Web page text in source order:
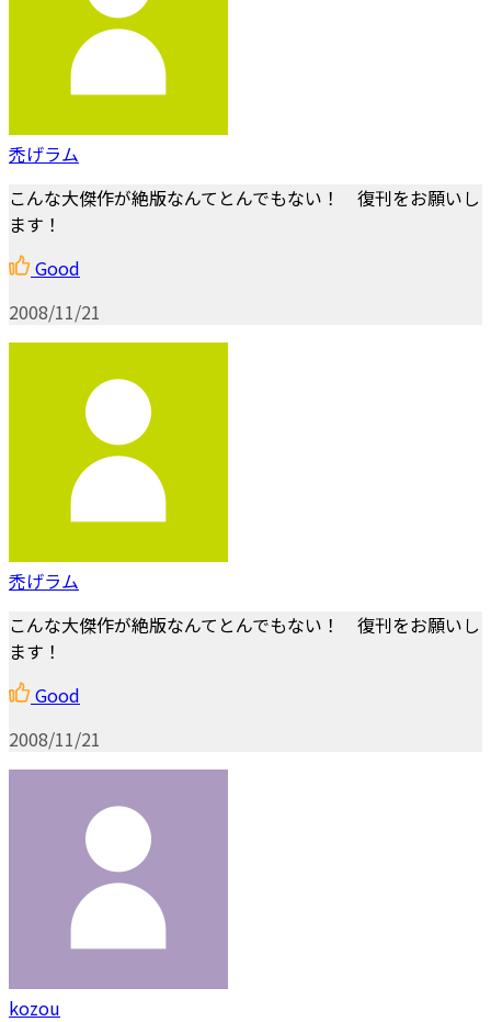
禿げラム
こんな大傑作が絶版なんてとんでもない！ 復刊をお願いし
ます！
Good
2008/11/21
禿げラム
こんな大傑作が絶版なんてとんでもない！ 復刊をお願いし
ます！
Good
2008/11/21
kozou